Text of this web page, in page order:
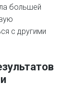
большей
с другими